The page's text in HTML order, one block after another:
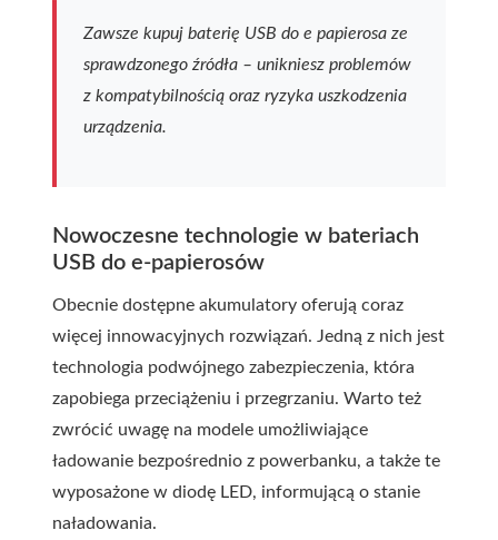
Zawsze kupuj baterię USB do e papierosa ze
sprawdzonego źródła – unikniesz problemów
z kompatybilnością oraz ryzyka uszkodzenia
urządzenia.
Nowoczesne technologie w bateriach
USB do e-papierosów
Obecnie dostępne akumulatory oferują coraz
więcej innowacyjnych rozwiązań. Jedną z nich jest
technologia podwójnego zabezpieczenia, która
zapobiega przeciążeniu i przegrzaniu. Warto też
zwrócić uwagę na modele umożliwiające
ładowanie bezpośrednio z powerbanku, a także te
wyposażone w diodę LED, informującą o stanie
naładowania.